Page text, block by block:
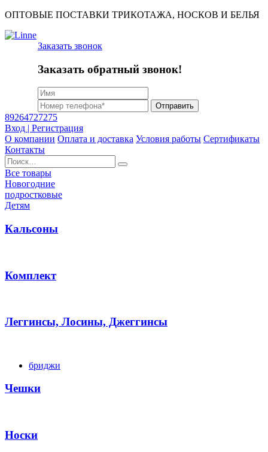
ОПТОВЫЕ ПОСТАВКИ ТРИКОТАЖА, НОСКОВ И БЕЛЬЯ
Заказать звонок
Заказать обратный звонок!
Отправить
89264727275
Вход | Регистрация
О компании Оплата и доставка Условия работы Сертификаты
Контакты
Найти:
Все товары
Новогодние
подростковые
Детям
Кальсоны
Комплект
Леггинсы, Лосины, Джеггинсы
бриджи
Чешки
Носки